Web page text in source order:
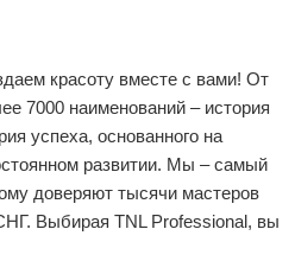
красоту вместе с вами! От
7000 наименований – история
успеха, основанного на
развитии. Мы – самый
доверяют тысячи мастеров
Выбирая TNL Professional, вы